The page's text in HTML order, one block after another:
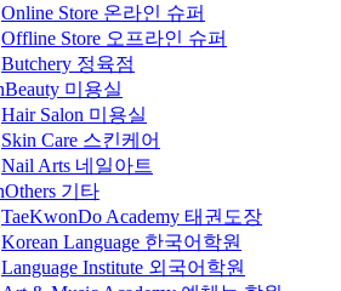
Online Store 온라인 슈퍼
Offline Store 오프라인 슈퍼
Butchery 정육점
Beauty 미용실
Hair Salon 미용실
Skin Care 스킨케어
Nail Arts 네일아트
Others 기타
TaeKwonDo Academy 태권도장
Korean Language 한국어학원
Language Institute 외국어학원